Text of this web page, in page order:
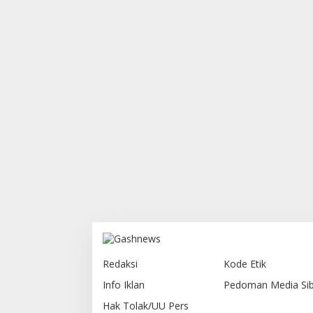
Redaksi
Kode Etik
Info Iklan
Pedoman Media
Hak Tolak/UU Pers